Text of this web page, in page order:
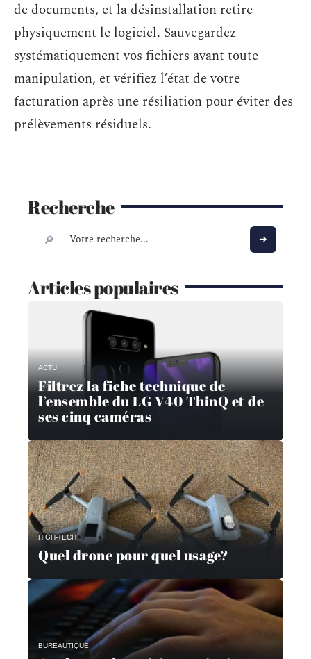
de documents, et la désinstallation retire
physiquement le logiciel. Sauvegardez
systématiquement vos fichiers avant toute
manipulation, et vérifiez l’état de votre
facturation après une résiliation pour éviter des
prélèvements résiduels.
Recherche
Articles populaires
ACTU
Filtrez la fiche technique de
l’ensemble du LG V40 ThinQ et de
ses cinq caméras
HIGH-TECH
Quel drone pour quel usage?
BUREAUTIQUE